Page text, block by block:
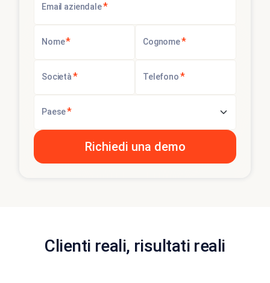
Email aziendale*
Nome* Cognome*
Società* Telefono*
Paese*
Clienti reali, risultati reali